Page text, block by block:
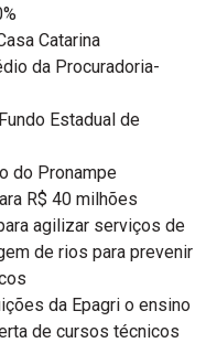
Catarina
da Procuradoria-
Estadual de
do Pronampe
R$ 40 milhões
agilizar serviços de
de rios para prevenir
da Epagri o ensino
de cursos técnicos